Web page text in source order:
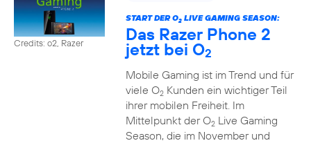
Credits: o2, Razer
START DER O2LIVE GAMING SEASON:
Das Razer Phone 2
jetzt bei O2
Mobile Gaming ist im Trend und für
viele O2Kunden ein wichtiger Teil
ihrer mobilen Freiheit. Im
Mittelpunkt der O2Live Gaming
Season, die im November und